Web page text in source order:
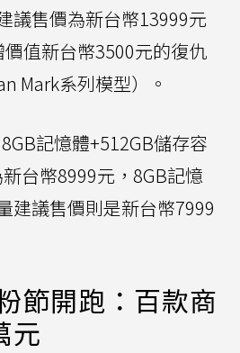
議售價為新台幣13999元
價值新台幣3500元的復仇
Mark系列模型）。
8GB記憶體+512GB儲存容
台幣8999元，8GB記憶
建議售價則是新台幣7999
節開跑：百款商
元